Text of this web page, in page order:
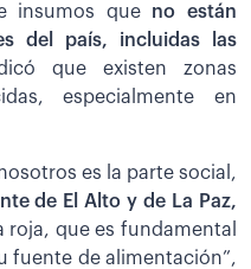
insumos queno están
del país, incluidas las
que existen zonas
especialmente en
es la parte social,
de El Alto y de La Paz,
que es fundamental
fuente de alimentación”,